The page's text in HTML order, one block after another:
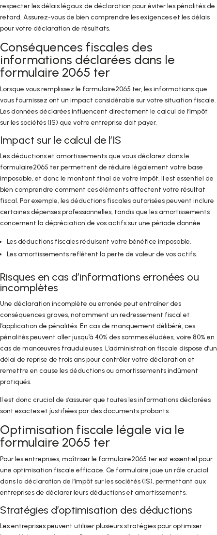
respecter les délais légaux de déclaration pour éviter les pénalités de
retard. Assurez-vous de bien comprendre les exigences et les délais
pour votre déclaration de résultats.
Conséquences fiscales des
informations déclarées dans le
formulaire 2065 ter
Lorsque vous remplissez le formulaire2065 ter, les informations que
vous fournissez ont un impact considérable sur votre situation fiscale.
Les données déclarées influencent directement le calcul de l’impôt
sur les sociétés (IS) que votre entreprise doit payer.
Impact sur le calcul de l’IS
Les déductions et amortissements que vous déclarez dans le
formulaire2065 ter permettent de réduire légalement votre base
imposable, et donc le montant final de votre impôt. Il est essentiel de
bien comprendre comment ces éléments affectent votre résultat
fiscal. Par exemple, les déductions fiscales autorisées peuvent inclure
certaines dépenses professionnelles, tandis que les amortissements
concernent la dépréciation de vos actifs sur une période donnée.
Les déductions fiscales réduisent votre bénéfice imposable.
Les amortissements reflètent la perte de valeur de vos actifs.
Risques en cas d’informations erronées ou
incomplètes
Une déclaration incomplète ou erronée peut entraîner des
conséquences graves, notamment un redressement fiscal et
l’application de pénalités. En cas de manquement délibéré, ces
pénalités peuvent aller jusqu’à 40% des sommes éludées, voire 80% en
cas de manœuvres frauduleuses. L’administration fiscale dispose d’un
délai de reprise de trois ans pour contrôler votre déclaration et
remettre en cause les déductions ou amortissements indûment
pratiqués.
Il est donc crucial de s’assurer que toutes les informations déclarées
sont exactes et justifiées par des documents probants.
Optimisation fiscale légale via le
formulaire 2065 ter
Pour les entreprises, maîtriser le formulaire2065 ter est essentiel pour
une optimisation fiscale efficace. Ce formulaire joue un rôle crucial
dans la déclaration de l’impôt sur les sociétés (IS), permettant aux
entreprises de déclarer leurs déductions et amortissements.
Stratégies d’optimisation des déductions
Les entreprises peuvent utiliser plusieurs stratégies pour optimiser